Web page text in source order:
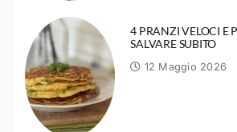
4 PRANZI VELOCI E
SALVARE SUBITO
12 Maggio 2026